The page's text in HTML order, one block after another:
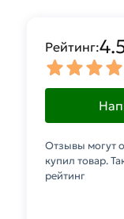
Рейтинг:
Отзывы могут
купил товар.
рейтинг